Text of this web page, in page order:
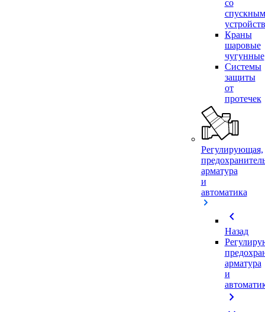
со
спускным
Краны
шаровые
чугунные
Системы
защиты
от
протечек
Регулирующая,
арматура
и
автоматика
chevron_left
Назад
арматура
и
chevron_right